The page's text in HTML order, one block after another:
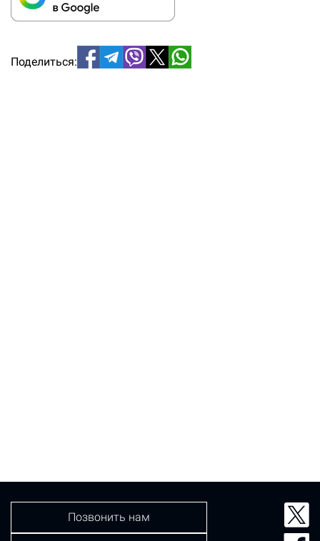
Поделиться:
Позвонить нам